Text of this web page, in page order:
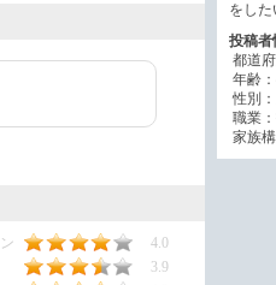
4.0
3.9
をした
投稿者
都道
年齢
性別
職業
家族